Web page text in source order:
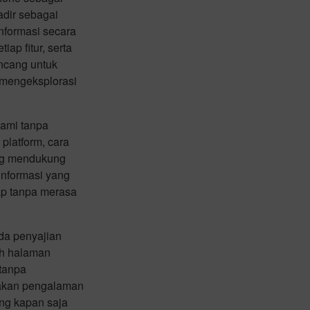
sebagai
secara
fitur, serta
untuk
tanpa
cara
mendukung
yang
tanpa merasa
penyajian
halaman
pengalaman
kapan saja